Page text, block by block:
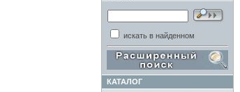
искать в найденном
КАТАЛОГ